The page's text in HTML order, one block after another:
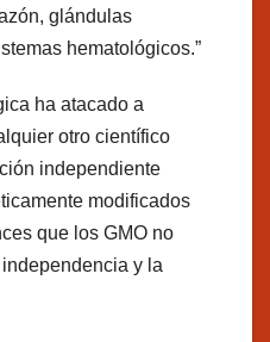
glándulas
hematológicos.”
ha atacado a
otro científico
independiente
modificados
que los GMO no
y la